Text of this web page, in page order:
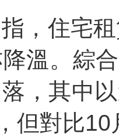
指，住宅
溫。綜
，其中
但對比